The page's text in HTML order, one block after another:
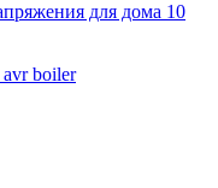
для дома 10
boiler